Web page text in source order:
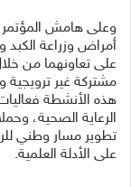
وعلى هامش
أمراض وزراعة
على تعاونهما من
هذه الأنشطة
الرعاية الصحية،
تطوير مسار وطني
على الأدلة العلمية.